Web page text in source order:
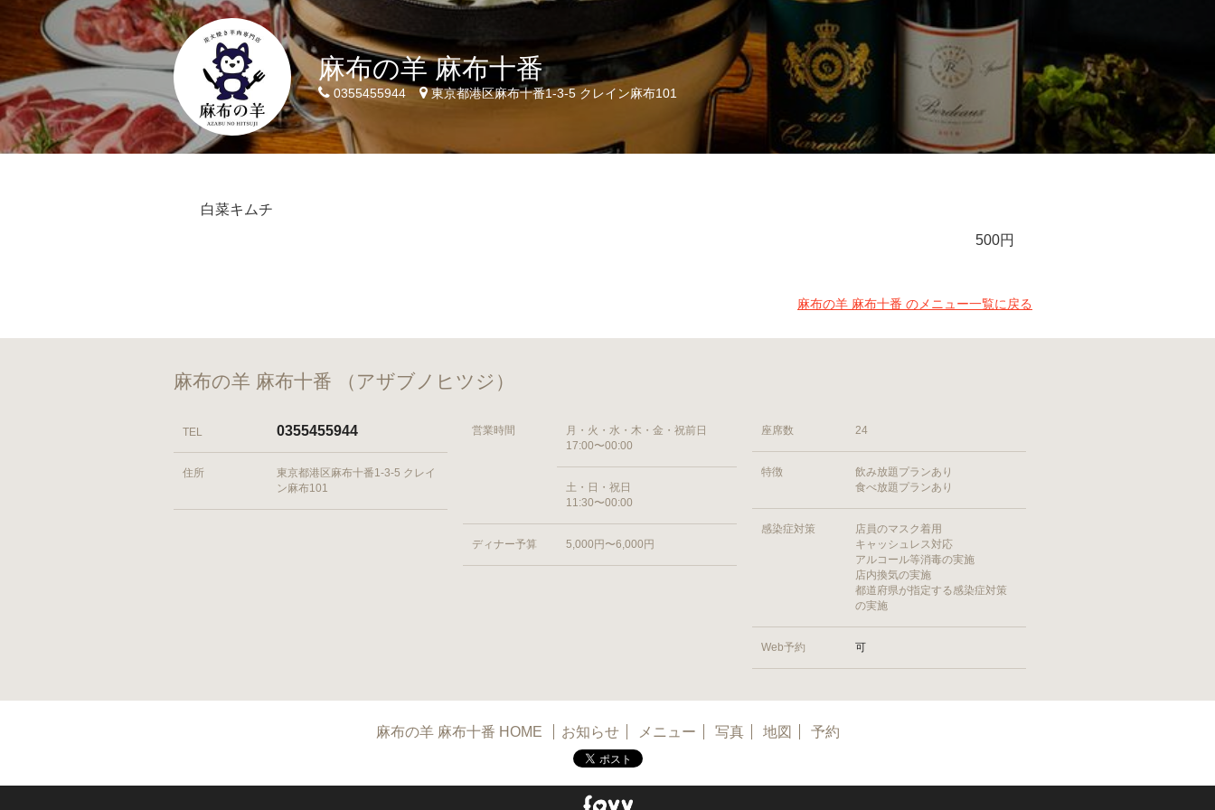
麻布の羊 麻布十番
0355455944 東京都港区麻布十番1-3-5 クレイン麻布101
白菜キムチ
500円
麻布の羊 麻布十番 のメニュー一覧に戻る
麻布の羊 麻布十番 （アザブノヒツジ）
TEL 0355455944
住所
東京都港区麻布十番1-3-5 クレイ
ン麻布101
営業時間
月・火・水・木・金・祝前日
17:00〜00:00
土・日・祝日
11:30〜00:00
ディナー予算 5,000円〜6,000円
座席数 24
特徴
飲み放題プランあり
食べ放題プランあり
感染症対策
店員のマスク着用
キャッシュレス対応
アルコール等消毒の実施
店内換気の実施
都道府県が指定する感染症対策
の実施
Web予約 可
麻布の羊 麻布十番 HOME お知らせ メニュー 写真 地図 予約